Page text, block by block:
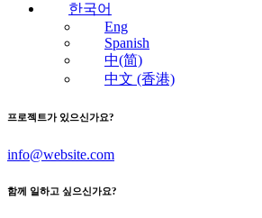
한국어
Eng
Spanish
中(简)
中文 (香港)
프로젝트가 있으신가요?
info@website.com
함께 일하고 싶으신가요?